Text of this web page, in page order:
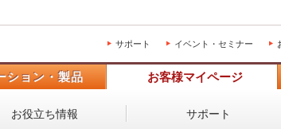
サポート イベント・セミナー
ション・製品 お客様マイページ
お役立ち情報 サポート